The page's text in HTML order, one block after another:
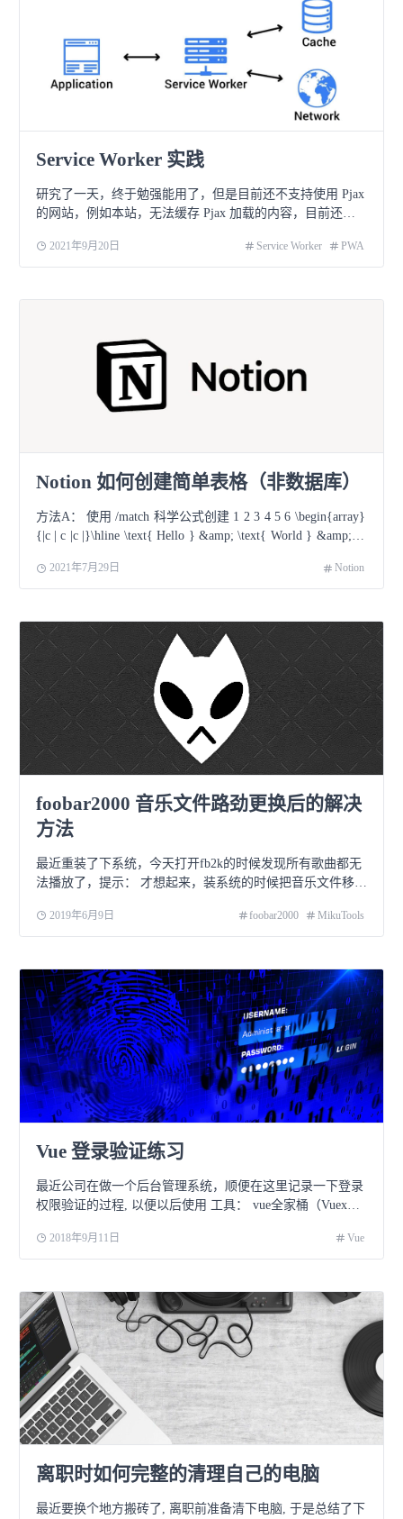
Service Worker 实践
研究了一天，终于勉强能用了，但是目前还不支持使用 Pjax
的网站，例如本站，无法缓存 Pjax 加载的内容，目前还没
2021年9月20日 Service Worker PWA
Notion 如何创建简单表格（非数据库）
方法A： 使用 /match 科学公式创建 1 2 3 4 5 6 \begin{array}
{|c | c |c |}\hline \text{ Hello } &amp; \text{ World } &amp;
&amp; false \\\hline compare() &amp; 0 &amp; \text{Here is a
text.} \\\hline mismatch() &amp; -1 &amp; \text{ or
2021年7月29日 Notion
foobar2000 音乐文件路劲更换后的解决
方法
最近重装了下系统，今天打开fb2k的时候发现所有歌曲都无
法播放了，提示： 才想起来，装系统的时候把音乐文件移动
2019年6月9日 foobar2000 MikuTools
Vue 登录验证练习
最近公司在做一个后台管理系统，顺便在这里记录一下登录
权限验证的过程, 以便以后使用 工具： vue全家桶（Vuex，
2018年9月11日 Vue
离职时如何完整的清理自己的电脑
最近要换个地方搬砖了, 离职前准备清下电脑, 于是总结了下